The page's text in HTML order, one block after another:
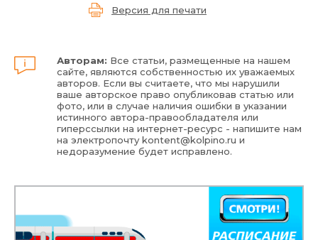
Версия для печати
Авторам: Все статьи, размещенные на нашем
сайте, являются собственностью их уважаемых
авторов. Если вы считаете, что мы нарушили
ваше авторское право опубликовав статью или
фото, или в случае наличия ошибки в указании
истинного автора-правообладателя или
гиперссылки на интернет-ресурс - напишите нам
на электропочтуkontent@kolpino.ru и
недоразумение будет исправлено.